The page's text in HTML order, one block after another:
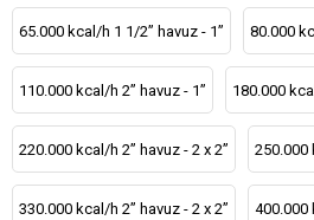
65.000 kcal/h 1 1/2” havuz - 1” 80.000
110.000 kcal/h 2” havuz - 1” 180.000
220.000 kcal/h 2” havuz - 2 x 2” 250.000
330.000 kcal/h 2” havuz - 2 x 2” 400.000